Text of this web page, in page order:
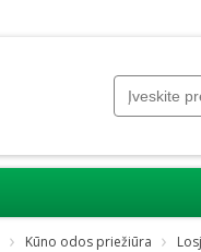
Kūno odos priežiūra